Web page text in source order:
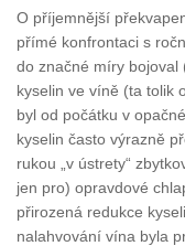
O příjemnější
přímé konfrontaci s
do značné míry bojoval
kyselin ve víně (ta tolik
byl od počátku v
kyselin často výrazně
rukou „v ústrety“
jen pro) opravdové
přirozená redukce
nalahvování vína byla